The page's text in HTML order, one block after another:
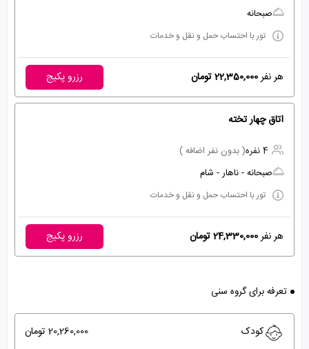
صبحانه
تور با احتساب حمل و نقل و خدمات
هر نفر22,350,000 تومان رزرو پکیج
اتاق چهار تخته
4 نفره
( بدون نفر اضافه )
صبحانه - ناهار - شام
تور با احتساب حمل و نقل و خدمات
هر نفر24,330,000 تومان رزرو پکیج
تعرفه برای گروه سنی
کودک 20,260,000 تومان